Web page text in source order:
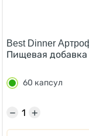
Best Dinner
Пищевая
60 капсул
+
−